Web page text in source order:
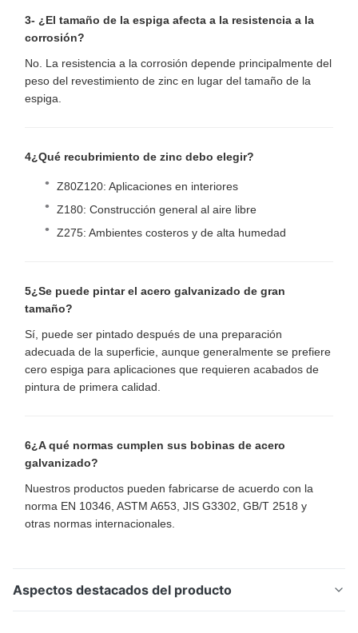
3- ¿El tamaño de la espiga afecta a la resistencia a la
corrosión?
No. La resistencia a la corrosión depende principalmente del
peso del revestimiento de zinc en lugar del tamaño de la
espiga.
4¿Qué recubrimiento de zinc debo elegir?
Z80Z120: Aplicaciones en interiores
Z180: Construcción general al aire libre
Z275: Ambientes costeros y de alta humedad
5¿Se puede pintar el acero galvanizado de gran
tamaño?
Sí, puede ser pintado después de una preparación
adecuada de la superficie, aunque generalmente se prefiere
cero espiga para aplicaciones que requieren acabados de
pintura de primera calidad.
6¿A qué normas cumplen sus bobinas de acero
galvanizado?
Nuestros productos pueden fabricarse de acuerdo con la
norma EN 10346, ASTM A653, JIS G3302, GB/T 2518 y
otras normas internacionales.
Aspectos destacados del producto